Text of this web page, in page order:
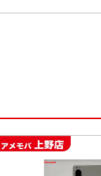
ワイト、グリ